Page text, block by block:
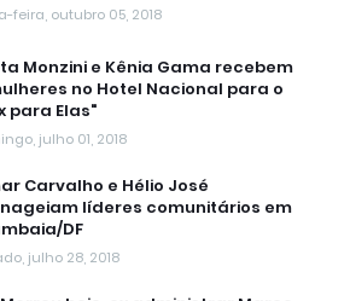
feira, outubro 05, 2018
Monzini e Kênia Gama recebem
no Hotel Nacional para o
para Elas"
julho 01, 2018
Carvalho e Hélio José
líderes comunitários em
DF
julho 28, 2018